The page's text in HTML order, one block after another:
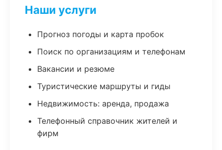
Наши услуги
Прогноз погоды и карта пробок
Поиск по организациям и телефонам
Вакансии и резюме
Туристические маршруты и гиды
Недвижимость: аренда, продажа
Телефонный справочник жителей и
фирм